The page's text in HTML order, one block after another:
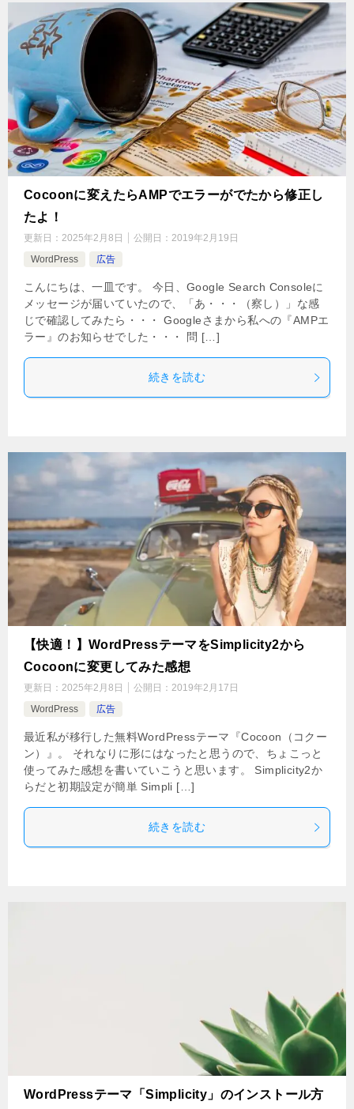
Cocoonに変えたらAMPでエラーがでたから修正し
たよ！
更新日： 2025年2月8日 公開日： 2019年2月19日
WordPress
広告
こんにちは、一皿です。 今日、Google Search Consoleに
メッセージが届いていたので、「あ・・・（察し）」な感
じで確認してみたら・・・ Googleさまから私への『AMPエ
ラー』のお知らせでした・・・ 問 […]
続きを読む
【快適！】WordPressテーマをSimplicity2から
Cocoonに変更してみた感想
更新日： 2025年2月8日 公開日： 2019年2月17日
WordPress
広告
最近私が移行した無料WordPressテーマ『Cocoon（コクー
ン）』。 それなりに形にはなったと思うので、ちょこっと
使ってみた感想を書いていこうと思います。 Simplicity2か
らだと初期設定が簡単 Simpli […]
続きを読む
WordPressテーマ「Simplicity」のインストール方